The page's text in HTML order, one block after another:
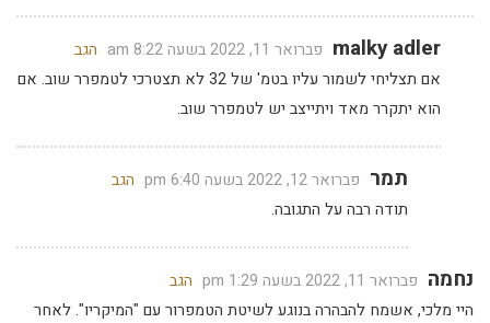
malky adler פברואר 11, 2022 בשעה 8:22 am
הגב
אם תצליחי לשמור עליו בטמ' של 32 לא תצטרכי לטמפרר שוב. אם
הוא יתקרר מאד ויתייצב יש לטמפרר שוב.
תמר פברואר 12, 2022 בשעה 6:40 pm
הגב
תודה רבה על התגובה.
נחמה פברואר 11, 2022 בשעה 1:29 pm
הגב
היי מלכי, אשמח להבהרה בנוגע לשיטת הטמפרור עם "המיקריו". לאחר